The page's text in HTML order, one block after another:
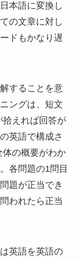
本語に変換し
の文章に対し
ドもかなり遅
することを意
ングは、短文
拾えれば回答が
英語で構成さ
の概要がわか
各問題の1問目
題が正当でき
われたら正当
英語を英語の